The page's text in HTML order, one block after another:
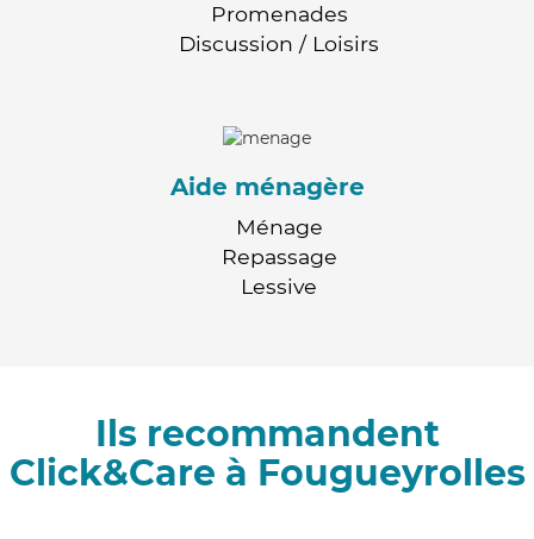
Promenades
Discussion / Loisirs
Aide ménagère
Ménage
Repassage
Lessive
Ils recommandent
Click&Care à Fougueyrolles